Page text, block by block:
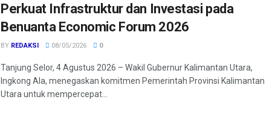
Perkuat Infrastruktur dan Investasi pada
Benuanta Economic Forum 2026
BY REDAKSI 08/05/2026 0
Tanjung Selor, 4 Agustus 2026 – Wakil Gubernur Kalimantan Utara,
Ingkong Ala, menegaskan komitmen Pemerintah Provinsi Kalimantan
Utara untuk mempercepat...